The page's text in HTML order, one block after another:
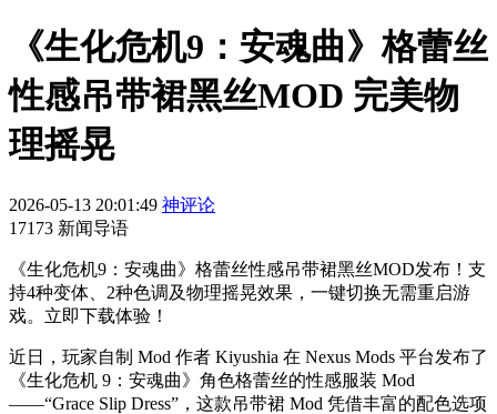
《生化危机9：安魂曲》格蕾丝
性感吊带裙黑丝MOD 完美物
理摇晃
2026-05-13 20:01:49 神评论
17173 新闻导语
《生化危机9：安魂曲》格蕾丝性感吊带裙黑丝MOD发布！支
持4种变体、2种色调及物理摇晃效果，一键切换无需重启游
戏。立即下载体验！
近日，玩家自制 Mod 作者 Kiyushia 在 Nexus Mods 平台发布了
《生化危机 9：安魂曲》角色格蕾丝的性感服装 Mod
——“Grace Slip Dress”，这款吊带裙 Mod 凭借丰富的配色选项